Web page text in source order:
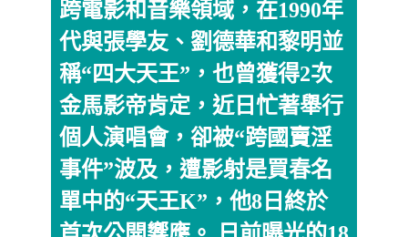
跨電影和音樂領域，在1990年
代與張學友、劉德華和黎明並
稱“四大天王”，也曾獲得2次
金馬影帝肯定，近日忙著舉行
個人演唱會，卻被“跨國賣淫
事件”波及，遭影射是買春名
單中的“天王K”，他8日終於